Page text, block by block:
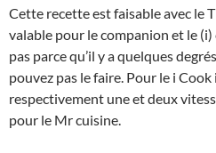
Cette recette est faisable avec le
valable pour le companion et le (i)
pas parce qu’il y a quelques
pouvez pas le faire. Pour le i
respectivement une et deux
pour le Mr cuisine.